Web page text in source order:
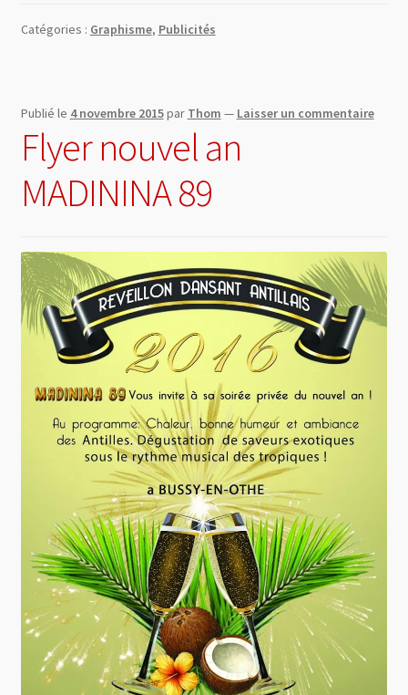
Catégories : Graphisme, Publicités
Publié le 4 novembre 2015par Thom — Laisser un commentaire
Flyer nouvel an
MADININA 89